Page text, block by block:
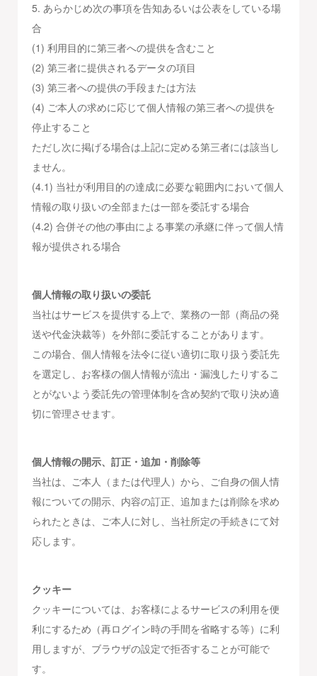
5. あらかじめ次の事項を告知あるいは公表をしている場
合
(1) 利用目的に第三者への提供を含むこと
(2) 第三者に提供されるデータの項目
(3) 第三者への提供の手段または方法
(4) ご本人の求めに応じて個人情報の第三者への提供を
停止すること
ただし次に掲げる場合は上記に定める第三者には該当し
ません。
(4.1) 当社が利用目的の達成に必要な範囲内において個人
情報の取り扱いの全部または一部を委託する場合
(4.2) 合併その他の事由による事業の承継に伴って個人情
報が提供される場合
個人情報の取り扱いの委託
当社はサービスを提供する上で、業務の一部（商品の発
送や代金決裁等）を外部に委託することがあります。
この場合、個人情報を法令に従い適切に取り扱う委託先
を選定し、お客様の個人情報が流出・漏洩したりするこ
とがないよう委託先の管理体制を含め契約で取り決め適
切に管理させます。
個人情報の開示、訂正・追加・削除等
当社は、ご本人（または代理人）から、ご自身の個人情
報についての開示、内容の訂正、追加または削除を求め
られたときは、ご本人に対し、当社所定の手続きにて対
応します。
クッキー
クッキーについては、お客様によるサービスの利用を便
利にするため（再ログイン時の手間を省略する等）に利
用しますが、ブラウザの設定で拒否することが可能で
す。